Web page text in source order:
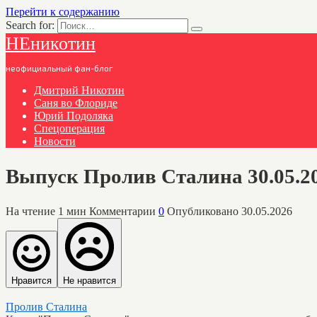
Перейти к содержанию
Search for:
НЕникотин
неофициальный фан-блог
Дмитрий Никотин
Саня во Флориде
Юрий Подоляка
Спецоперация
Новости
Выпуск Пролив Сталина
На чтение 1 мин Комментарии 0 Опубликовано 30.05.2026
Нравится Не нравится
Пролив Сталина